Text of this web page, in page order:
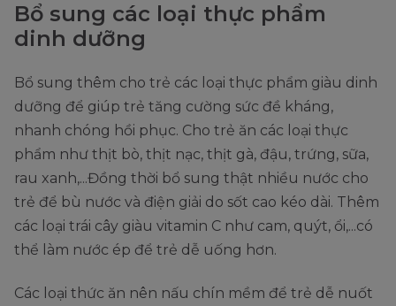
Bổ sung các loại thực phẩm
dinh dưỡng
Bổ sung thêm cho trẻ các loại thực phẩm giàu dinh
dưỡng để giúp trẻ tăng cường sức đề kháng,
nhanh chóng hồi phục. Cho trẻ ăn các loại thực
phẩm như thịt bò, thịt nạc, thịt gà, đậu, trứng, sữa,
rau xanh,...Đồng thời bổ sung thật nhiều nước cho
trẻ để bù nước và điện giải do sốt cao kéo dài. Thêm
các loại trái cây giàu vitamin C như cam, quýt, ổi,...có
thể làm nước ép để trẻ dễ uống hơn.
Các loại thức ăn nên nấu chín mềm để trẻ dễ nuốt